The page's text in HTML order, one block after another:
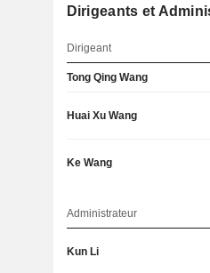
Dirigeants et
Dirigeant
Tong Qing Wang
Huai Xu Wang
Ke Wang
Administrateur
Kun Li